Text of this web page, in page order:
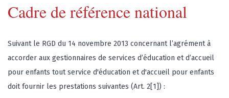
Cadre de référence national
Suivant le RGD du 14 novembre 2013 concernant l’agrément à
accorder aux gestionnaires de services d’éducation et d’accueil
pour enfants tout service d'éducation et d'accueil pour enfants
doit fournir les prestations suivantes (Art. 2[1]) :